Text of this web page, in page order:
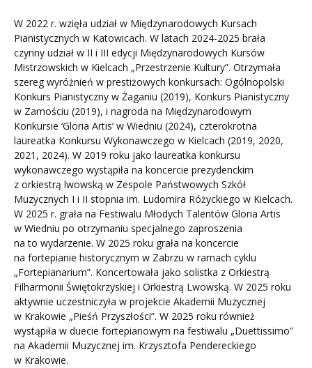
W 2022 r. wzięła udział w Międzynarodowych Kursach
Pianistycznych w Katowicach. W latach 2024-2025 brała
czynny udział w II i III edycji Międzynarodowych Kursów
Mistrzowskich w Kielcach „Przestrzenie Kultury”. Otrzymała
szereg wyróżnień w prestiżowych konkursach: Ogólnopolski
Konkurs Pianistyczny w Żaganiu (2019), Konkurs Pianistyczny
w Zamościu (2019), i nagroda na Międzynarodowym
Konkursie ‘Gloria Artis’ w Wiedniu (2024), czterokrotna
laureatka Konkursu Wykonawczego w Kielcach (2019, 2020,
2021, 2024). W 2019 roku jako laureatka konkursu
wykonawczego wystąpiła na koncercie prezydenckim
z orkiestrą lwowską w Zespole Państwowych Szkół
Muzycznych I i II stopnia im. Ludomira Różyckiego w Kielcach.
W 2025 r. grała na Festiwalu Młodych Talentów Gloria Artis
w Wiedniu po otrzymaniu specjalnego zaproszenia
na to wydarzenie. W 2025 roku grała na koncercie
na fortepianie historycznym w Zabrzu w ramach cyklu
„Fortepianarium”. Koncertowała jako solistka z Orkiestrą
Filharmonii Świętokrzyskiej i Orkiestrą Lwowską. W 2025 roku
aktywnie uczestniczyła w projekcie Akademii Muzycznej
w Krakowie „Pieśń Przyszłości”. W 2025 roku również
wystąpiła w duecie fortepianowym na festiwalu „Duettissimo”
na Akademii Muzycznej im. Krzysztofa Pendereckiego
w Krakowie.